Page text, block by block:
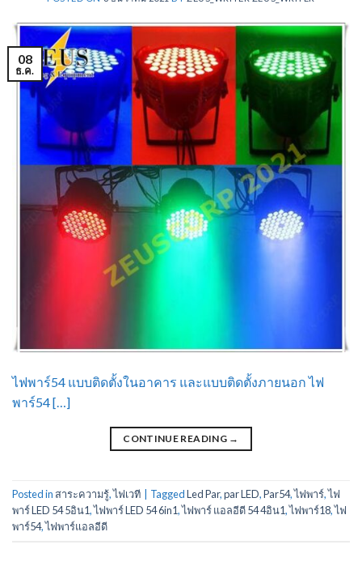
08
ธ.ค.
ไฟพาร์54 แบบติดตั้งในอาคาร และแบบติดตั้งภายนอก ไฟ
พาร์54 […]
CONTINUE READING →
Posted in สาระความรู้,ไฟเวที TaggedLed Par,par LED,Par54,ไฟพาร์,ไฟ
พาร์ LED 54 5อิน1,ไฟพาร์ LED 54 6in1,ไฟพาร์ แอลอีดี 54 4อิน1,ไฟพาร์18,ไฟ
พาร์54,ไฟพาร์แอลอีดี